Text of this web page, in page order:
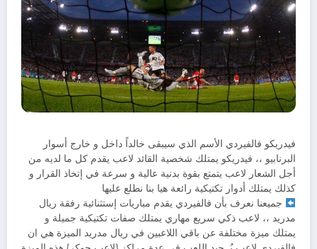
فيدريكو فالفيردي الأسم الذي سيبقى خالداً داخل و خارج أسوار
البرنابيو ،، فيدريكو يمتلك شخصية القائد لاعب يقدم كل ما لديه من
أجل الشعار لاعب يتمتع بقوة بدنية عالية و سرعة في إتخاذ القرار و
كذلك يمتلك أدوار تكتيكية رائعة هيا بنا نطلع عليها
جميعنا نعرف بأن فالفيردي يقدم مباريات إستثنائية رفقة ريال
مدريد ،، لاعب ذكي سريع مهاري يمتلك صفات تكتيكية جميلة و
يمتلك ميزة مختلفة عن باقي اللاعبين في ريال مدريد الميزة هي ان